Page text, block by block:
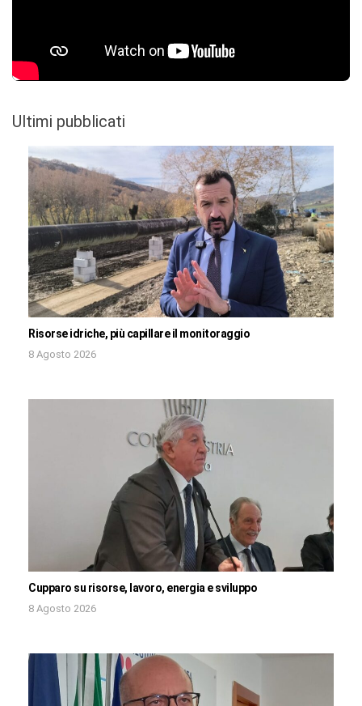
Ultimi pubblicati
Risorse idriche, più capillare il monitoraggio
8 Agosto 2026
Cupparo su risorse, lavoro, energia e sviluppo
8 Agosto 2026